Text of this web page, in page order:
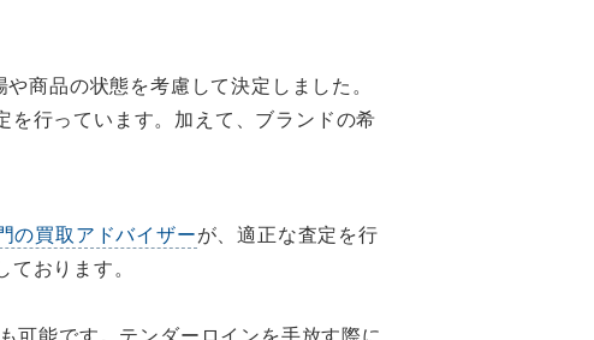
商品の状態を考慮して決定しました。
行っています。加えて、ブランドの希
の買取アドバイザーが、適正な査定を行
おります。
可能です。テンダーロインを手放す際に